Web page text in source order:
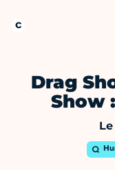
Drag
Show